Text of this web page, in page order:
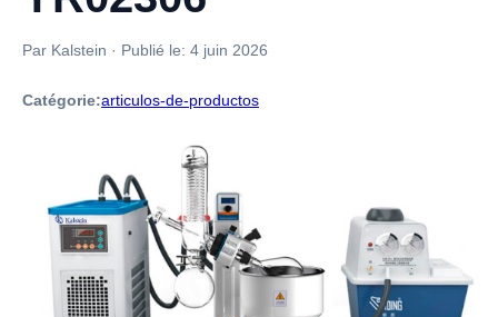
Par Kalstein · Publié le: 4 juin 2026
Catégorie:articulos-de-productos